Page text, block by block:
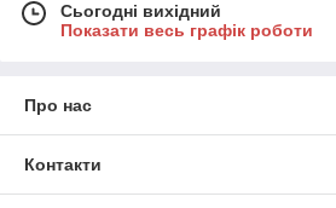
Сьогодні вихідний
Показати весь графік роботи
Про нас
Контакти